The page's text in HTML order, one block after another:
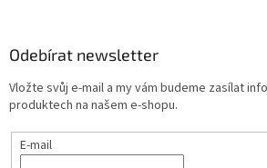
Odebírat newsletter
Vložte svůj e-mail a my vám budeme zasílat
produktech na našem e-shopu.
E-mail